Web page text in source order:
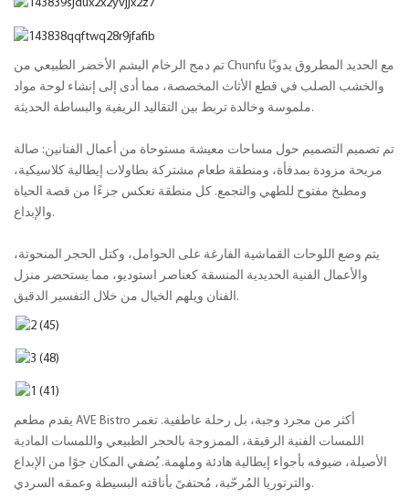
تم دمج الرخام اليشم الأخضر الطبيعي من Chunfu مع الحديد المطروق يدويًا
والخشب الصلب في قطع الأثاث المخصصة، مما أدى إلى إنشاء لوحة مواد
ملموسة وخالدة تربط بين التقاليد الريفية والبساطة الحديثة.
تم تصميم التصميم حول مساحات معيشة مستوحاة من أعمال الفنانين: صالة
مريحة مزودة بمدفأة، ومنطقة طعام مشتركة بطاولات إيطالية كلاسيكية،
ومطبخ مفتوح للطهي والتجمع. كل منطقة تعكس جزءًا من قصة الحياة
والإبداع.
يتم وضع اللوحات القماشية الفارغة على الحوامل، وكتل الحجر المنحوتة،
والأعمال الفنية الحديدية المنسقة كعناصر استوديو، مما يستحضر منزل
الفنان ويلهم الخيال من خلال التفسير الدقيق.
يقدم مطعم AVE Bistro أكثر من مجرد وجبة، بل رحلة عاطفية. تغمر
اللمسات الفنية الرقيقة، الممزوجة بالحجر الطبيعي واللمسات المادية
الأصيلة، ضيوفه بأجواء إيطالية هادئة وملهمة. يُضفي المكان جوًا من الإبداع
والترتوريا المُرحّبة، مُحتفىً بأناقته البسيطة وعمقه السردي.